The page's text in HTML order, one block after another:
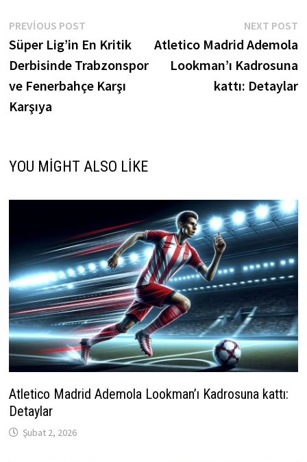
Yazı
gezinmesi
PREVIOUS POSTPrevious
post:
Süper Lig’in En Kritik
Derbisinde Trabzonspor
ve Fenerbahçe Karşı
Karşıya
NEXT POST
Atletico Madrid Ademola
Lookman’ı Kadrosuna
kattı: Detaylar
YOU MIGHT ALSO LIKE
Atletico Madrid Ademola Lookman’ı Kadrosuna kattı:
Detaylar
Şubat 2, 2026